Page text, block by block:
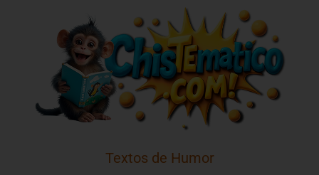
Textos de Humor